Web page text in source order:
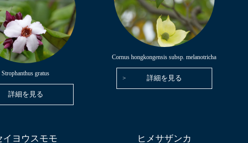
Strophanthus gratus
詳細を見る
Cornus hongkongensis subsp. melanotricha
詳細を見る
イヨウスモモ ヒメサザンカ